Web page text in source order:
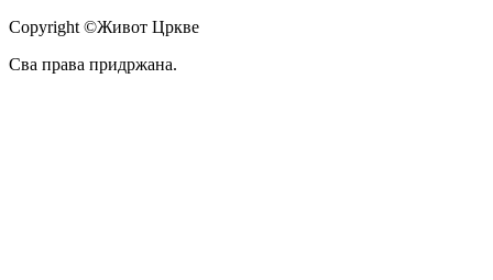
Copyright ©Живот Цркве
Сва права придржана.